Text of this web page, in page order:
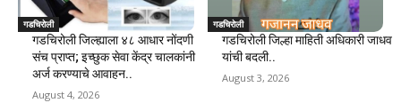
गडचिरोली
गडचिरोली जिल्ह्याला ४८ आधार नोंदणी
संच प्राप्त; इच्छुक सेवा केंद्र चालकांनी
अर्ज करण्याचे आवाहन..
August 4, 2026
गडचिरोली
गडचिरोली जिल्हा माहिती अधिकारी जाधव
यांची बदली..
August 3, 2026